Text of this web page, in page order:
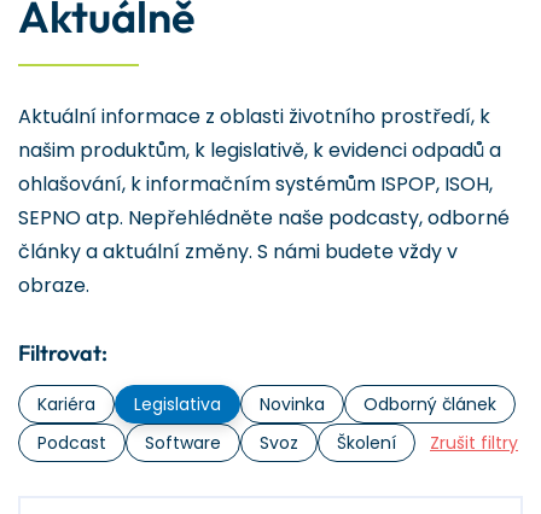
Aktuálně
Aktuální informace z oblasti životního prostředí, k
našim produktům, k legislativě, k evidenci odpadů a
ohlašování, k informačním systémům ISPOP, ISOH,
SEPNO atp. Nepřehlédněte naše podcasty, odborné
články a aktuální změny. S námi budete vždy v
obraze.
Filtrovat:
Kariéra Legislativa Novinka
Odborný článek
Podcast
Software Svoz Školení Zrušit filtry